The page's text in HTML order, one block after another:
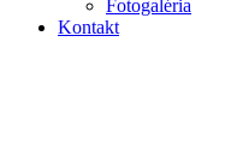
Fotogaléria
Kontakt